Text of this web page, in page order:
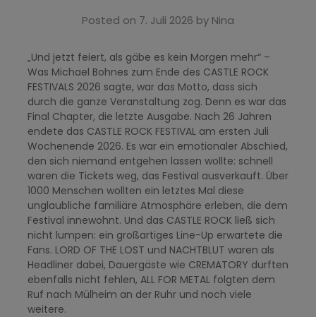
Posted on 7. Juli 2026 by Nina
„Und jetzt feiert, als gäbe es kein Morgen mehr“ –
Was Michael Bohnes zum Ende des CASTLE ROCK
FESTIVALS 2026 sagte, war das Motto, dass sich
durch die ganze Veranstaltung zog. Denn es war das
Final Chapter, die letzte Ausgabe. Nach 26 Jahren
endete das CASTLE ROCK FESTIVAL am ersten Juli
Wochenende 2026. Es war ein emotionaler Abschied,
den sich niemand entgehen lassen wollte: schnell
waren die Tickets weg, das Festival ausverkauft. Über
1000 Menschen wollten ein letztes Mal diese
unglaubliche familiäre Atmosphäre erleben, die dem
Festival innewohnt. Und das CASTLE ROCK ließ sich
nicht lumpen: ein großartiges Line-Up erwartete die
Fans. LORD OF THE LOST und NACHTBLUT waren als
Headliner dabei, Dauergäste wie CREMATORY durften
ebenfalls nicht fehlen, ALL FOR METAL folgten dem
Ruf nach Mülheim an der Ruhr und noch viele
weitere.